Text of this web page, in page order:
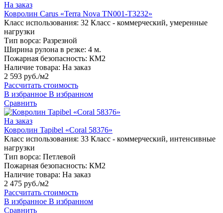
На заказ
Ковролин Carus «Terra Nova TN001-T3232»
Класс использования: 32 Класс - коммерческий, умеренные
нагрузки
Тип ворса: Разрезной
Ширина рулона в резке: 4 м.
Пожарная безопасность: КМ2
Наличие товара: На заказ
2 593 руб./м2
Рассчитать стоимость
В избранное В избранном
Сравнить
На заказ
Ковролин Tapibel «Coral 58376»
Класс использования: 33 Класс - коммерческий, интенсивные
нагрузки
Тип ворса: Петлевой
Пожарная безопасность: КМ2
Наличие товара: На заказ
2 475 руб./м2
Рассчитать стоимость
В избранное В избранном
Сравнить